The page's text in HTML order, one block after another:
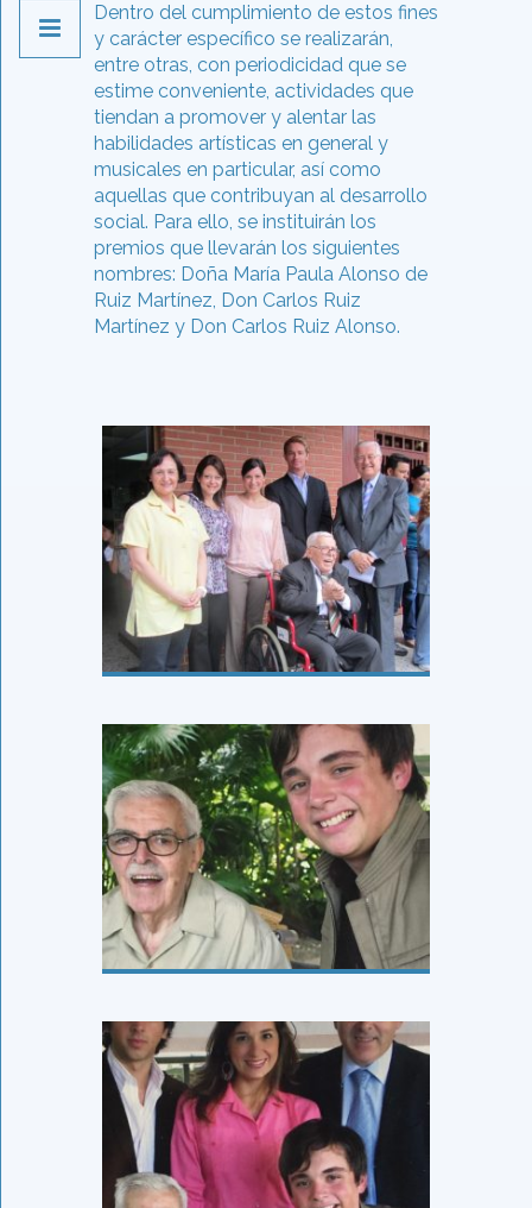
Dentro del cumplimiento de estos fines
y carácter específico se realizarán,
entre otras, con periodicidad que se
estime conveniente, actividades que
tiendan a promover y alentar las
habilidades artísticas en general y
musicales en particular, así como
aquellas que contribuyan al desarrollo
social. Para ello, se instituirán los
premios que llevarán los siguientes
nombres: Doña María Paula Alonso de
Ruiz Martínez, Don Carlos Ruiz
Martínez y Don Carlos Ruiz Alonso.